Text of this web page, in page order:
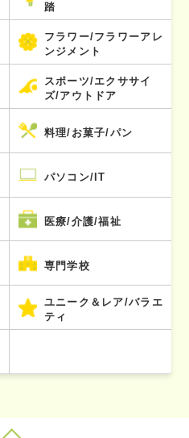
踏
フラワー/フラワーアレ
ンジメント
スポーツ/エクササイ
ズ/アウトドア
料理/お菓子/パン
パソコン/IT
医療/介護/福祉
専門学校
ユニーク＆レア/バラエ
ティ